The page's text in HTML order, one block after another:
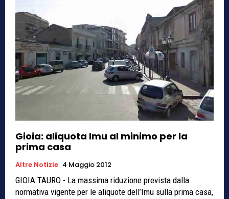
Gioia: aliquota Imu al minimo per la
prima casa
Altre Notizie 4 Maggio 2012
GIOIA TAURO - La massima riduzione prevista dalla
normativa vigente per le aliquote dell’Imu sulla prima casa,